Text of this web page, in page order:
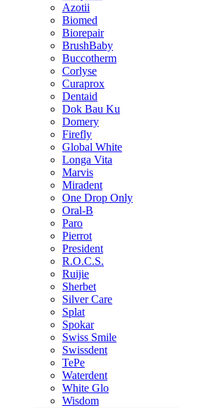
Azotii
Biomed
Biorepair
BrushBaby
Buccotherm
Corlyse
Curaprox
Dentaid
Dok Bau Ku
Domery
Firefly
Global White
Longa Vita
Marvis
Miradent
One Drop Only
Oral-B
Paro
Pierrot
President
R.O.C.S.
Ruijie
Sherbet
Silver Care
Splat
Spokar
Swiss Smile
Swissdent
TePe
Waterdent
White Glo
Wisdom